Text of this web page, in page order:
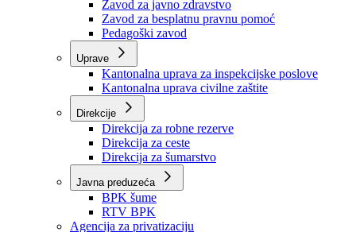
Zavodi
Zavod zdravstvenog osiguranja
Zavod za javno zdravstvo
Zavod za besplatnu pravnu pomoć
Pedagoški zavod
Kantonalna uprava za inspekcijske poslove
Kantonalna uprava civilne zaštite
Direkcije
Direkcija za robne rezerve
Direkcija za ceste
Direkcija za šumarstvo
Javna preduzeća